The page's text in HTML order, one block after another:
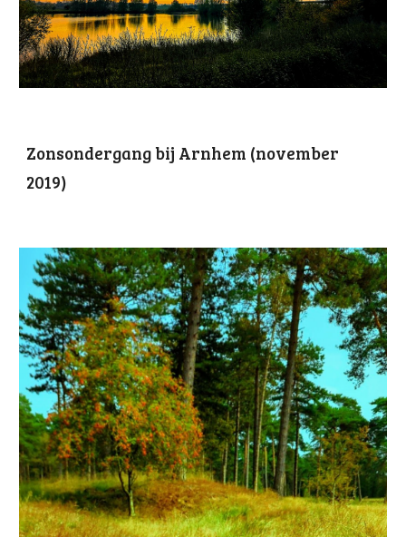
Zonsondergang bij Arnhem (november
2019)